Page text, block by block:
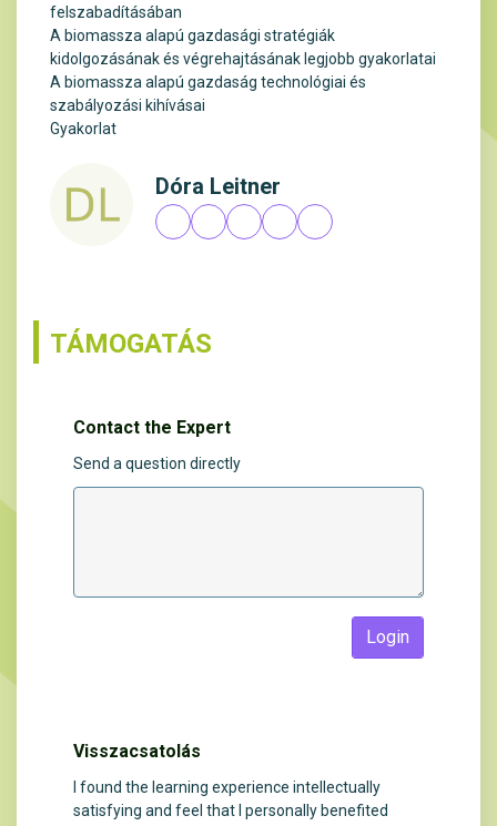
felszabadításában
A biomassza alapú gazdasági stratégiák
kidolgozásának és végrehajtásának legjobb gyakorlatai
A biomassza alapú gazdaság technológiai és
szabályozási kihívásai
Gyakorlat
Dóra Leitner
TÁMOGATÁS
Contact the Expert
Send a question directly
Login
Visszacsatolás
I found the learning experience intellectually
satisfying and feel that I personally benefited